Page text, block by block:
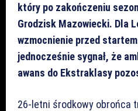
który po zakończeniu
Grodzisk Mazowiecki. Dla
wzmocnienie przed
jednocześnie sygnał, że
awans do Ekstraklasy
26-letni środkowy obrońca